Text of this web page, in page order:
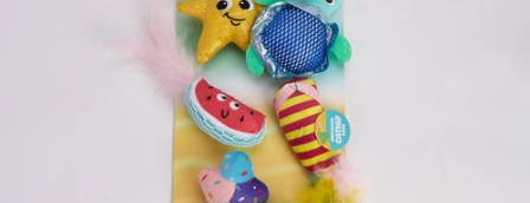
每筆NT$85，滿NT$1,500(含以上)免運費
【宅配-貨到付款】1500免運
每筆NT$115，滿NT$1,500(含以上)免運費